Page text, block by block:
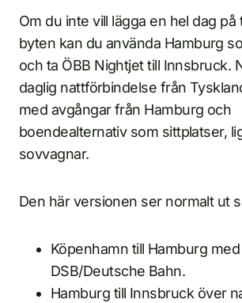
Om du inte vill lägga en hel dag
byten kan du använda Hamburg
och ta ÖBB Nightjet till Innsbruck.
daglig nattförbindelse från
med avgångar från Hamburg och
boendealternativ som sittplatser,
sovvagnar.
Den här versionen ser normalt ut
Köpenhamn till Hamburg med
DSB/Deutsche Bahn.
Hamburg till Innsbruck över